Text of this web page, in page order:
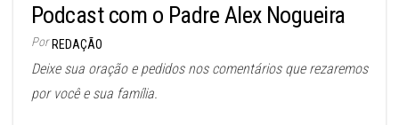
Podcast com o Padre Alex Nogueira
Por REDAÇÃO
Deixe sua oração e pedidos nos comentários que rezaremos
por você e sua família.